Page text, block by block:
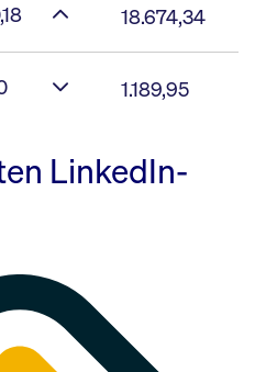
18.674,34
1.189,95
LinkedIn-